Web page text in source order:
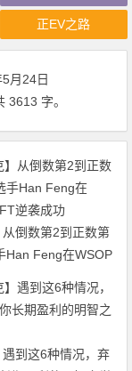
正EV之路
月24日
3613 字。
从倒数第2到正数第
Han Feng在WSOP
功
遇到这6种情况，弃